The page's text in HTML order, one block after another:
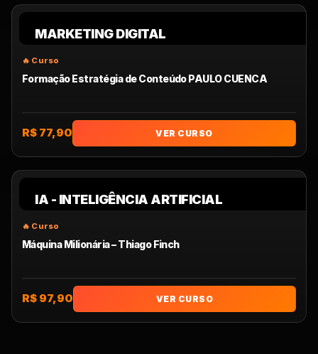
MARKETING DIGITAL
Formação Estratégia de Conteúdo PAULO CUENCA
R$ 77,90 VER CURSO
IA - INTELIGÊNCIA ARTIFICIAL
Máquina Milionária – Thiago Finch
R$ 97,90 VER CURSO